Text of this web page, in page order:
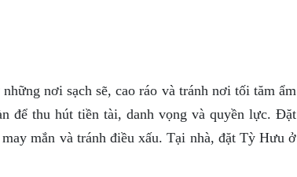
nơi sạch sẽ, cao ráo và tránh nơi tối tăm ẩm
để thu hút tiền tài, danh vọng và quyền lực. Đặt
mắn và tránh điều xấu. Tại nhà, đặt Tỳ Hưu ở